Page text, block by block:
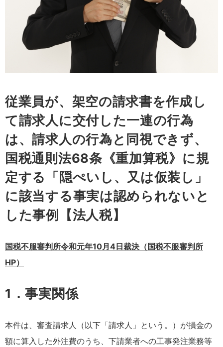
従業員が、架空の請求書を作成し
て請求人に交付した一連の行為
は、請求人の行為と同視できず、
国税通則法68条《重加算税》に規
定する「隠ぺいし、又は仮装し」
に該当する事実は認められないと
した事例【法人税】
国税不服審判所令和元年10月4日裁決（国税不服審判所
HP）
1．事実関係
本件は、審査請求人（以下「請求人」という。）が損金の
額に算入した外注費のうち、下請業者への工事発注業務等